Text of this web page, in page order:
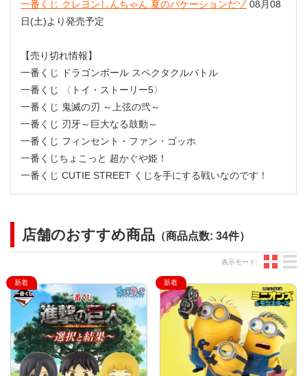
一番くじ クレヨンしんちゃん 夏のバケーションだゾ08月08
日(土)より発売予定
【売り切れ情報】
一番くじ ドラゴンボール スペクタクルバトル
一番くじ 〈トイ・ストーリー5〉
一番くじ 鬼滅の刃 ～上弦の弐～
一番くじ 刃牙～巨大なる鼓動～
一番くじ フィンセント・ファン・ゴッホ
一番くじちょこっと 超かぐや姫！
一番くじ CUTIE STREET くじを手にする戦いなのです！
店舗のおすすめ商品（商品点数: 34件）
表示モード: グ